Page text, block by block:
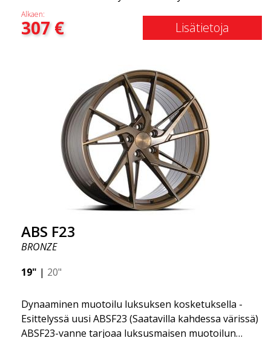
perheeseen on saapunut, toivotamme
tervetulleeksi ABS F55:n - markkinoiden
tyylikkäimmän kesävanteen. Jos olet tottunut
on sinua varten. Tämä muotoilu yhdistää klassisen
ylellisyyden ruostumattoman teräksen huuleen ja
flow forming -tekniikkaan. ABS F55 on yhtä ylellinen
kuin vanne voi olla.
Alkaen:
307€ Lisätietoja
ABS F23
BRONZE
19" | 20"
Dynaaminen muotoilu luksuksen kosketuksella -
Esittelyssä uusi ABSF23 (Saatavilla kahdessa värissä)
ABSF23-vanne tarjoaa luksusmaisen muotoilun